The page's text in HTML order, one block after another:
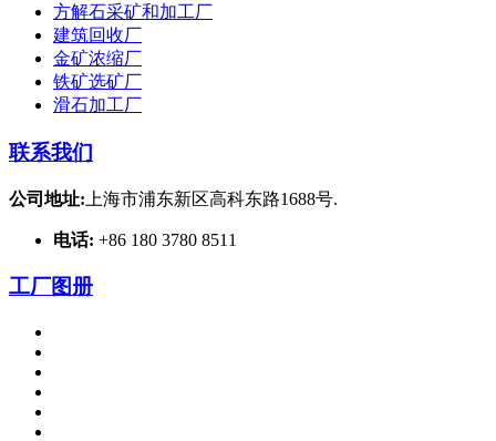
方解石采矿和加工厂
建筑回收厂
金矿浓缩厂
铁矿选矿厂
滑石加工厂
联系我们
公司地址: 上海市浦东新区高科东路1688号.
电话: +86 180 3780 8511
工厂图册